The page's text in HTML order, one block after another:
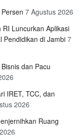
7 Agustus 2026
RI Luncurkan Aplikasi
Pendidikan di Jambi 7
dan Pacu
IRET, TCC, dan
2026
Ruang